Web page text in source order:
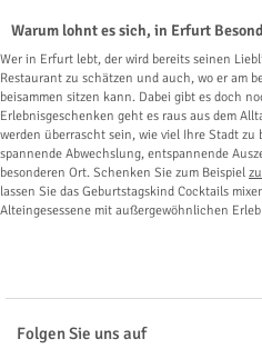
Warum lohnt es sich, in Erfurt
Wer in Erfurt lebt, der wird bereits seinen
Restaurant zu schätzen und auch, wo er am
beisammen sitzen kann. Dabei gibt es doch
Erlebnisgeschenken geht es raus aus dem
werden überrascht sein, wie viel Ihre Stadt
spannende Abwechslung, entspannende
besonderen Ort. Schenken Sie zum Beispiel
lassen Sie das Geburtstagskind Cocktails
Alteingesessene mit außergewöhnlichen
Folgen Sie uns auf